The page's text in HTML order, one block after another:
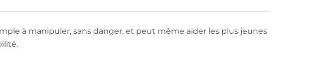
à manipuler, sans danger, et peut même aider les plus jeunes